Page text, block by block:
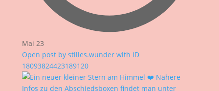
Mai 23
Open post by stilles.wunder with ID
18093824423189120